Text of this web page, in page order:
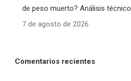
de peso muerto? Análisis técnico
7 de agosto de 2026
Comentarios recientes